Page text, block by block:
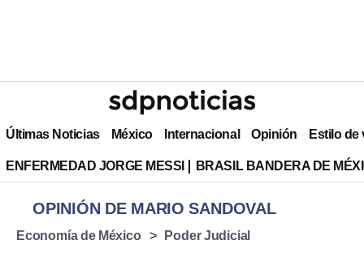
Últimas Noticias México Internacional Opinión Estilo de
ENFERMEDAD JORGE MESSI BRASIL BANDERA DE
OPINIÓN DE MARIO SANDOVAL
Economía de México Poder Judicial